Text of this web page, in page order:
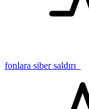
fonlara siber saldırı